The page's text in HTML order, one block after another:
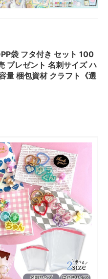
袋 フタ付き セット 100
プレゼント 名刺サイズ ハ
量 梱包資材 クラフト《選